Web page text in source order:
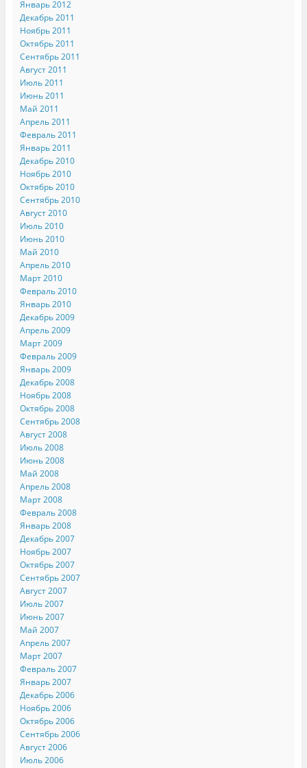
Январь 2012
Декабрь 2011
Ноябрь 2011
Октябрь 2011
Сентябрь 2011
Август 2011
Июль 2011
Июнь 2011
Май 2011
Апрель 2011
Февраль 2011
Январь 2011
Декабрь 2010
Ноябрь 2010
Октябрь 2010
Сентябрь 2010
Август 2010
Июль 2010
Июнь 2010
Май 2010
Апрель 2010
Март 2010
Февраль 2010
Январь 2010
Декабрь 2009
Апрель 2009
Март 2009
Февраль 2009
Январь 2009
Декабрь 2008
Ноябрь 2008
Октябрь 2008
Сентябрь 2008
Август 2008
Июль 2008
Июнь 2008
Май 2008
Апрель 2008
Март 2008
Февраль 2008
Январь 2008
Декабрь 2007
Ноябрь 2007
Октябрь 2007
Сентябрь 2007
Август 2007
Июль 2007
Июнь 2007
Май 2007
Апрель 2007
Март 2007
Февраль 2007
Январь 2007
Декабрь 2006
Ноябрь 2006
Октябрь 2006
Сентябрь 2006
Август 2006
Июль 2006